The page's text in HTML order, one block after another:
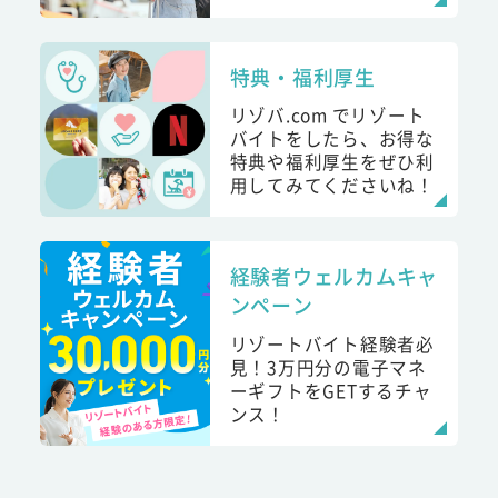
特典・福利厚生
リゾバ.com でリゾート
バイトをしたら、お得な
特典や福利厚生をぜひ利
用してみてくださいね！
経験者ウェルカムキャ
ンペーン
リゾートバイト経験者必
見！3万円分の電子マネ
ーギフトをGETするチャ
ンス！